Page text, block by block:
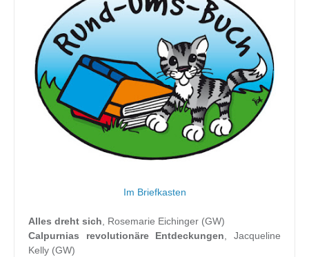
Im Briefkasten
Alles dreht sich , Rosemarie Eichinger (GW)
Calpurnias revolutionäre Entdeckungen , Jacqueline
Kelly (GW)